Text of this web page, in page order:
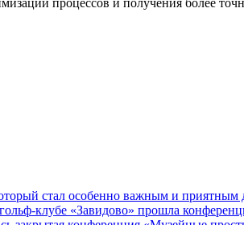
стал особенно важным и приятным
«Завидово» прошла